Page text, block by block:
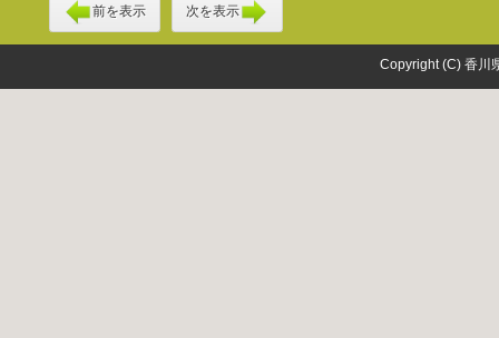
前を表示 次を表示
Copyright (C) 香川